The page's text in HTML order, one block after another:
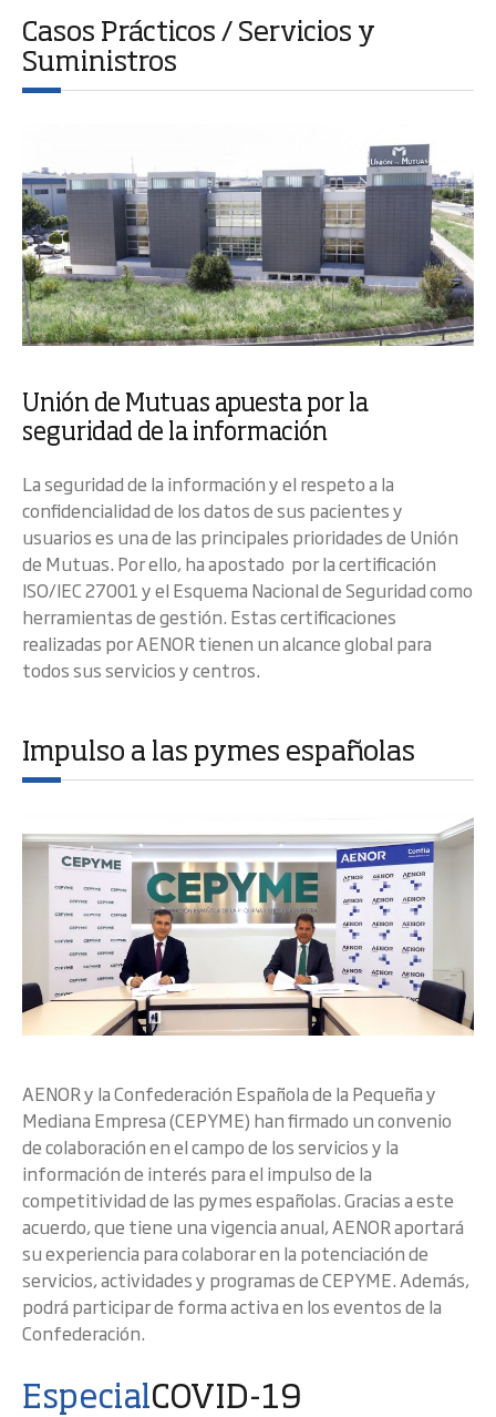
Casos Prácticos / Servicios y
Suministros
Unión de Mutuas apuesta por la
seguridad de la información
La seguridad de la información y el respeto a la
confidencialidad de los datos de sus pacientes y
usuarios es una de las principales prioridades de Unión
de Mutuas. Por ello, ha apostado por la certificación
ISO/IEC 27001 y el Esquema Nacional de Seguridad como
herramientas de gestión. Estas certificaciones
realizadas por AENOR tienen un alcance global para
todos sus servicios y centros.
Impulso a las pymes españolas
AENOR y la Confederación Española de la Pequeña y
Mediana Empresa (CEPYME) han firmado un convenio
de colaboración en el campo de los servicios y la
información de interés para el impulso de la
competitividad de las pymes españolas. Gracias a este
acuerdo, que tiene una vigencia anual, AENOR aportará
su experiencia para colaborar en la potenciación de
servicios, actividades y programas de CEPYME. Además,
podrá participar de forma activa en los eventos de la
Confederación.
EspecialCOVID-19